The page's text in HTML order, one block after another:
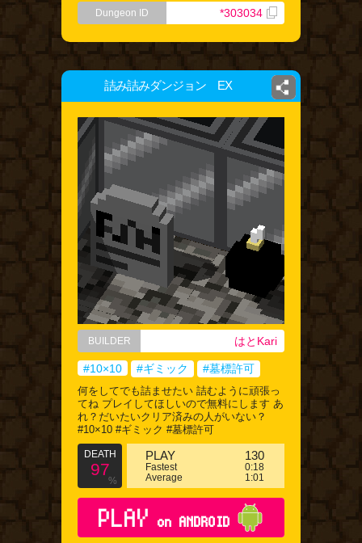
Dungeon ID *303034
詰み詰みダンジョン EX
BUILDER はとKari
#10×10 #ギミック #墓標許可
何をしてでも詰ませたい 詰むように頑張っ
てね プレイしてほしいので無料にします あ
れ？だいたいクリア済みの人がいない？
#10×10 #ギミック #墓標許可
DEATH
97
%
PLAY 130
Fastest
0:18
Average
1:01
PLAY on ANDROID